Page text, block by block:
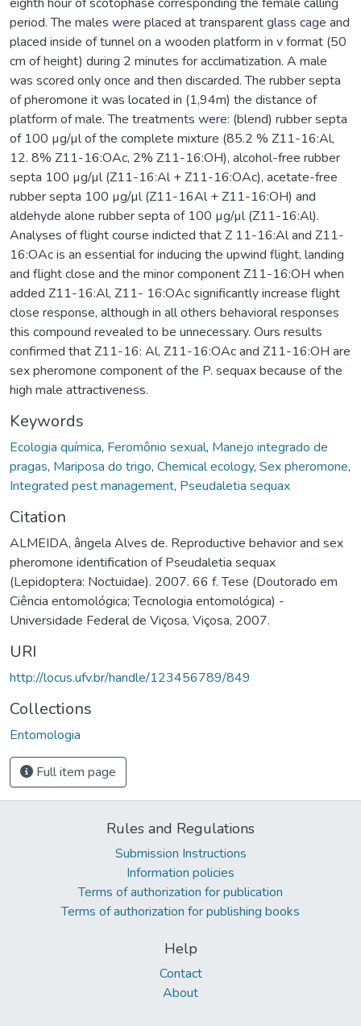
period. The males were placed at transparent glass cage and
placed inside of tunnel on a wooden platform in v format (50
cm of height) during 2 minutes for acclimatization. A male
was scored only once and then discarded. The rubber septa
of pheromone it was located in (1,94m) the distance of
platform of male. The treatments were: (blend) rubber septa
of 100 µg/µl of the complete mixture (85.2 % Z11-16:Al,
12. 8% Z11-16:OAc, 2% Z11-16:OH), alcohol-free rubber
septa 100 µg/µl (Z11-16:Al + Z11-16:OAc), acetate-free
rubber septa 100 µg/µl (Z11-16Al + Z11-16:OH) and
aldehyde alone rubber septa of 100 µg/µl (Z11-16:Al).
Analyses of flight course indicted that Z 11-16:Al and Z11-
16:OAc is an essential for inducing the upwind flight, landing
and flight close and the minor component Z11-16:OH when
added Z11-16:Al, Z11- 16:OAc significantly increase flight
close response, although in all others behavioral responses
this compound revealed to be unnecessary. Ours results
confirmed that Z11-16: Al, Z11-16:OAc and Z11-16:OH are
sex pheromone component of the P. sequax because of the
high male attractiveness.
Keywords
Ecologia química, Feromônio sexual, Manejo integrado de
pragas, Mariposa do trigo, Chemical ecology, Sex pheromone,
Integrated pest management, Pseudaletia sequax
Citation
ALMEIDA, ângela Alves de. Reproductive behavior and sex
pheromone identification of Pseudaletia sequax
(Lepidoptera: Noctuidae). 2007. 66 f. Tese (Doutorado em
Ciência entomológica; Tecnologia entomológica) -
Universidade Federal de Viçosa, Viçosa, 2007.
URI
http://locus.ufv.br/handle/123456789/849
Collections
Entomologia
Full item page
Rules and Regulations
Submission Instructions
Information policies
Terms of authorization for publication
Terms of authorization for publishing books
Help
Contact
About